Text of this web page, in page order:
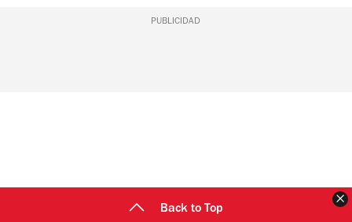
PUBLICIDAD
Back to Top